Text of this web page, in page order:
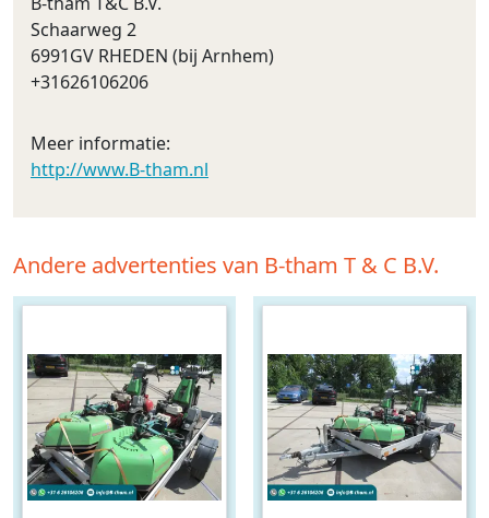
Schaarweg 2
6991GV RHEDEN (bij Arnhem)
+31626106206
Meer informatie:
http://www.B-tham.nl
Andere advertenties van B-tham T & C B.V.